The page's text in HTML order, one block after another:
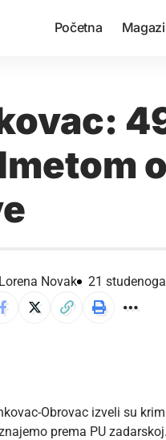
Početna
Lorena Novak 21
Obrovac izveli su
prema PU zadarskoj.